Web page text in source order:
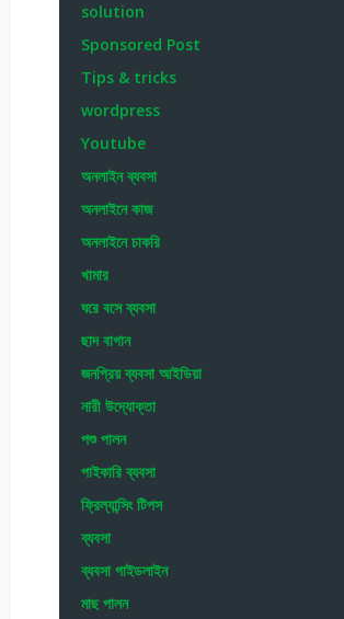
solution
Sponsored Post
Tips & tricks
wordpress
Youtube
অনলাইন ব্যবসা
অনলাইনে কাজ
অনলাইনে চাকরি
খামার
ঘরে বসে ব্যবসা
ছাদ বাগান
জনপ্রিয় ব্যবসা আইডিয়া
নারী উদ্যোক্তা
পশু পালন
পাইকারি ব্যবসা
ফ্রিল্যান্সিং টিপস
ব্যবসা
ব্যবসা গাইডলাইন
মাছ পালন